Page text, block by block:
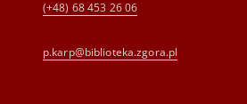
(+48) 68 453 26 06
p.karp@biblioteka.zgora.pl